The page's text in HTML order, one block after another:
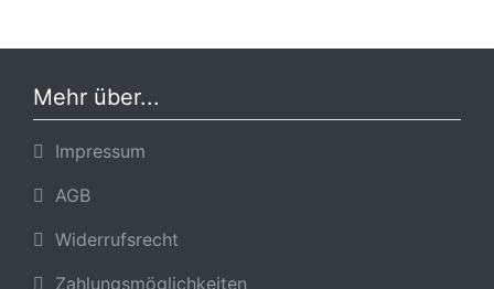
Mehr über...
Impressum
AGB
Widerrufsrecht
Zahlungsmöglichkeiten